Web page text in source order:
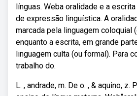
línguas. Weba oralidade e a
de expressão linguística. A
marcada pela linguagem coloquial
enquanto a escrita, em grande
linguagem culta (ou formal). Para
trabalho do.
L. , andrade, m. De o. , & aquino, z.